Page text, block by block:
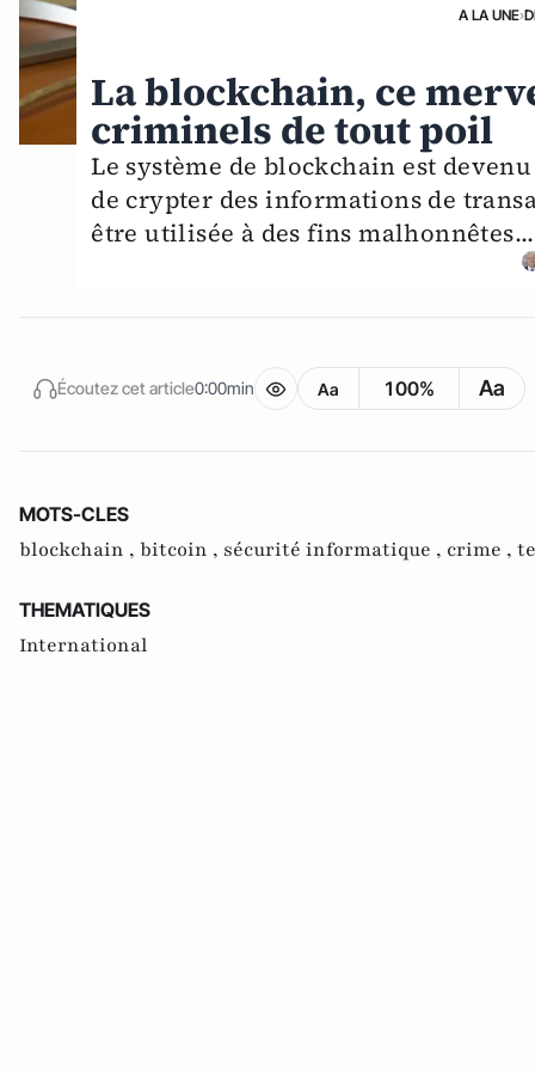
A LA UNE›
La blockchain, ce
criminels de tout poil
Le système de blockchain est
de crypter des informations de
être utilisée à des fins malhonnêtes...
Écoutez cet article0:00min Aa 100% Aa
MOTS-CLES
blockchain , bitcoin , sécurité informatique , crime ,
THEMATIQUES
International